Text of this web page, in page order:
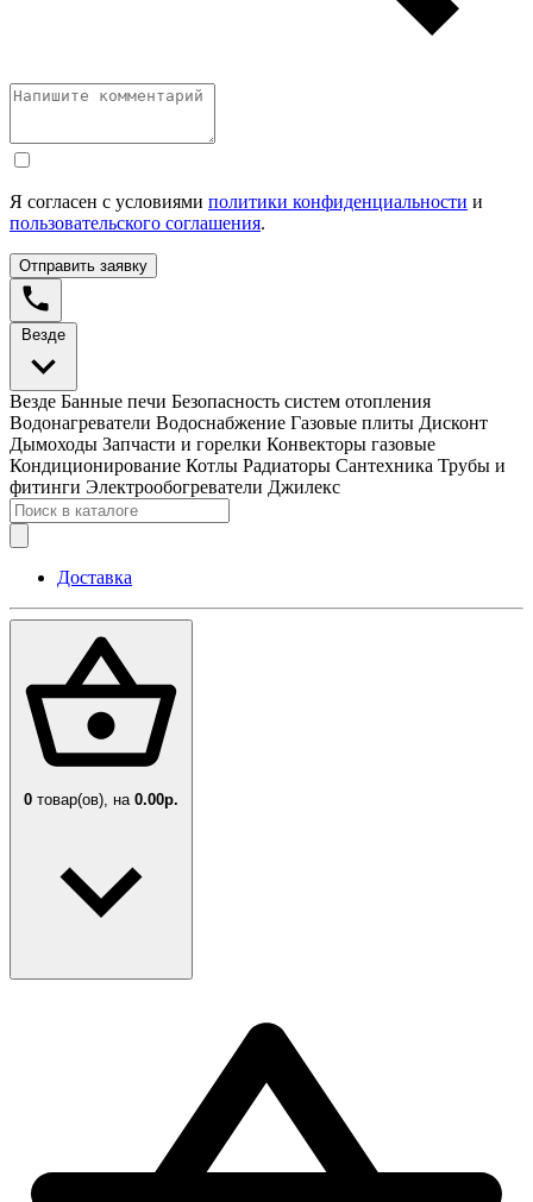
Я согласен с условиями политики конфиденциальности и
пользовательского соглашения.
Отправить заявку
Везде
Везде Банные печи Безопасность систем отопления
Водонагреватели Водоснабжение Газовые плиты Дисконт
Дымоходы Запчасти и горелки Конвекторы газовые
Кондиционирование Котлы Радиаторы Сантехника Трубы и
фитинги Электрообогреватели Джилекс
Доставка
0 товар(ов), на 0.00р.